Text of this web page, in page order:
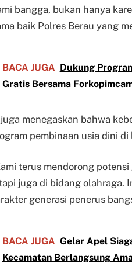
bangga, bukan hanya
baik Polres Berau yang
BACA JUGA Dukung
Gratis Bersama
menegaskan bahwa
pembinaan usia dini
terus mendorong
juga di bidang olahraga.
generasi penerus
BACA JUGA Gelar Apel
Kecamatan Berlangsung